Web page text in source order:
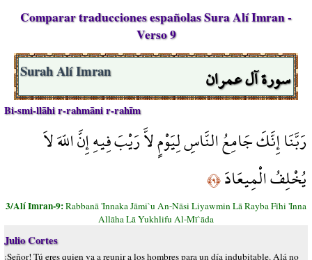
Comparar traducciones españolas Sura Alí Imran -
Verso 9
سورة آل عمران Surah Alí Imran
Bi-smi-llāhi r-rahmāni r-rahīm
رَبَّنَا إِنَّكَ جَامِعُ النَّاسِ لِيَوْمٍ لاَّ رَيْبَ فِيهِ إِنَّ اللّهَ لاَ
يُخْلِفُ الْمِيعَادَ﴿٩﴾
3/Alí Imran-9:Rabbanā 'Innaka Jāmi`u An-Nāsi Liyawmin Lā Rayba Fīhi 'Inna
Allāha Lā Yukhlifu Al-Mī`āda
Julio Cortes
¡Señor! Tú eres quien va a reunir a los hombres para un día indubitable. Alá no